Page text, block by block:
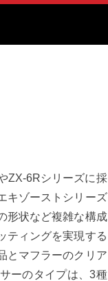
ZX-6Rシリーズに採
キゾーストシリーズ
形状など複雑な構成
ティングを実現する
とマフラーのクリア
ーのタイプは、3種